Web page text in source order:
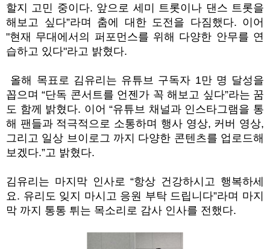
할지 고민 중이다. 앞으로 세미 트롯이나 댄스 트롯을
해보고 싶다”라며 춤에 대한 도전을 다짐했다. 이어
"현재 무대에서의 퍼포먼스를 위해 다양한 안무를 연
습하고 있다"라고 밝혔다.
올해 목표로 김유리는 유튜브 구독자 1만 명 달성을
꼽으며“단독 콘서트를 언젠가 꼭 해보고 싶다”라는 꿈
도 함께 밝혔다. 이어“유튜브 채널과 인스타그램을 통
해 팬들과 적극적으로 소통하며 행사 영상, 커버 영상,
그리고 일상 브이로그 까지 다양한 콘텐츠를 업로드해
보겠다.”고 밝혔다.
김유리는 마지막 인사로“항상 건강하시고 행복하세
요. 유리도 잊지 마시고 응원 부탁 드립니다”라며 마지
막 까지 통통 튀는 목소리로 감사 인사를 전했다.